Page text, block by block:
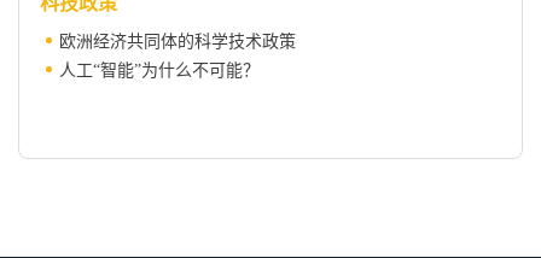
欧洲经济共同体的科学技术政策
人工“智能”为什么不可能？